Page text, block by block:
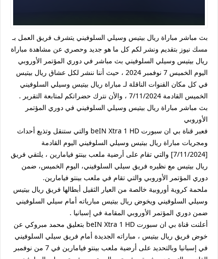
بث مباشر مباراة ريال بيتيس وسيلي السلوفيني يتشرف فريق العمل بـ
مسك نيوز بتقديم ونشر لكم كل ما هو جديد وحصري عن مشاهدة مباراة
ريال بيتيس وسيلي السلوفيني بث مباشر في دوري المؤتمر الأوروبي
اليوم الخميس 7 نوفمبر 2024 ، حيث أننا ننشر لكل عشاق ريال بيتيس
في كل مكان القنوات الناقلة لـ مباراة ريال بيتيس وسيلي السلوفيني
الخميس القادمة 7/11/2024 ، والأن نترك حضراتكم لمتابعة التقرير .
بث مباشر مباراة ريال بيتيس وسيلي السلوفيني في دوري المؤتمر
الأوروبي
فعبر قناة بي ان سبورت beIN Xtra 1 HD والتي ستنقل وتذيع أحداث
ومجريات مباراة ريال بيتيس وسيلي السلوفيني اليوم القادمة
[7/11/2024] والتي تقام على أرضية ملعب بينتو فيامارين ، يلتقي فريق
ريال بيتيس مع نظيره فريق سيلي السلوفيني، اليوم الخميس، ضمن
دوري المؤتمر الأوروبي والتي تقام في ملعب بينتو فيامارين.
ملحمة كروية أوروبية خالصة من العيار الثقيل أبطالها فريق ريال بيتيس
وسيلي السلوفيني ويخوض ريال بيتيس مبارياته أمام سيلي السلوفيني
ضمن دوري المؤتمر الأوروبي المقامة في إسبانيا .
أعلنت قناة بي ان سبورت beIN Xtra 1 HD بتعليق محمد مبروكي عن
خوض فريق ريال بيتيس ، مباراته الجديدة أمام فريق سيلي السلوفيني
في إسبانيا وبالتحديد على أرضية ملعب بينتو فيامارين في 7 من نوفمبر